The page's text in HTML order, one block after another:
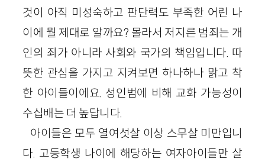
것이 아직 미성숙하고 판단력도 부족한 어린 나
이에 뭘 제대로 알까요? 몰라서 저지른 범죄는 개
인의 죄가 아니라 사회와 국가의 책임입니다. 따
뜻한 관심을 가지고 지켜보면 하나하나 맑고 착
한 아이들이에요. 성인범에 비해 교화 가능성이
수십배는 더 높답니다.
아이들은 모두 열여섯살 이상 스무살 미만입니
다. 고등학생 나이에 해당하는 여자아이들만 살